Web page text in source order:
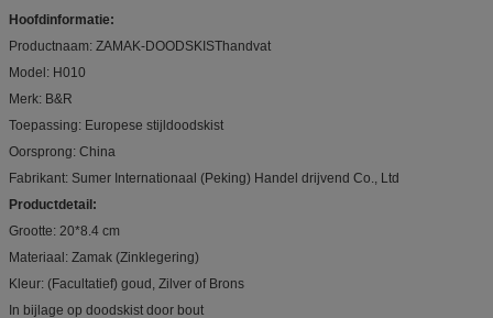
Hoofdinformatie:
Productnaam: ZAMAK-DOODSKISThandvat
Model: H010
Merk: B&R
Toepassing: Europese stijldoodskist
Oorsprong: China
Fabrikant: Sumer Internationaal (Peking) Handel drijvend Co., Ltd
Productdetail:
Grootte: 20*8.4 cm
Materiaal: Zamak (Zinklegering)
Kleur: (Facultatief) goud, Zilver of Brons
In bijlage op doodskist door bout